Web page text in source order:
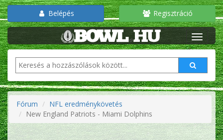
Belépés Regisztráció
Fórum
NFL eredménykövetés
New England Patriots - Miami Dolphins